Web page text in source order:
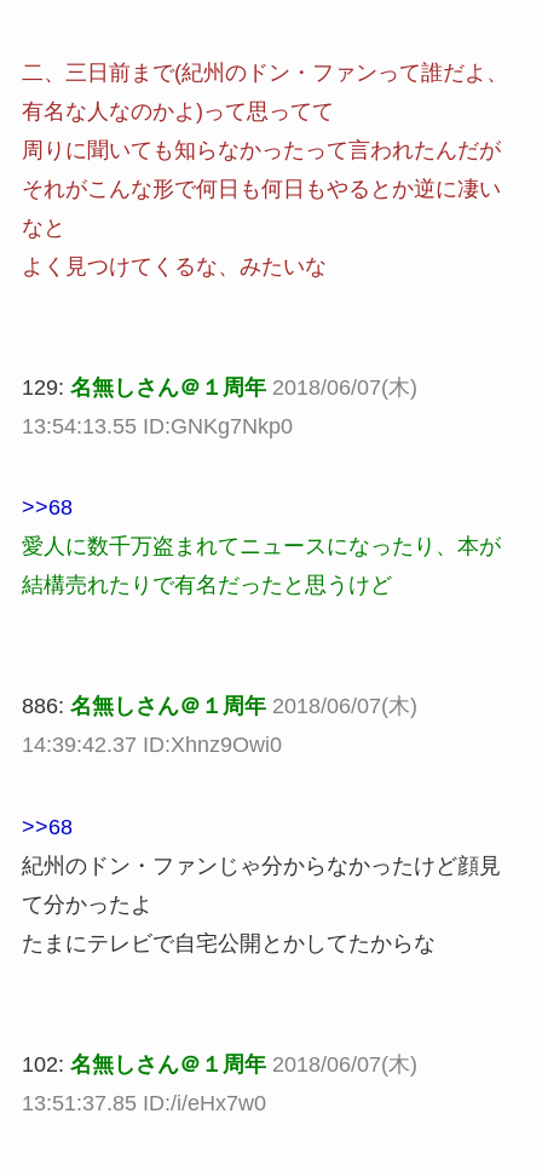
二、三日前まで(紀州のドン・ファンって誰だよ、
有名な人なのかよ)って思ってて
周りに聞いても知らなかったって言われたんだが
それがこんな形で何日も何日もやるとか逆に凄い
なと
よく見つけてくるな、みたいな
129: 名無しさん＠１周年 2018/06/07(木)
13:54:13.55 ID:GNKg7Nkp0
>>68
愛人に数千万盗まれてニュースになったり、本が
結構売れたりで有名だったと思うけど
886: 名無しさん＠１周年 2018/06/07(木)
14:39:42.37 ID:Xhnz9Owi0
>>68
紀州のドン・ファンじゃ分からなかったけど顔見
て分かったよ
たまにテレビで自宅公開とかしてたからな
102: 名無しさん＠１周年 2018/06/07(木)
13:51:37.85 ID:/i/eHx7w0